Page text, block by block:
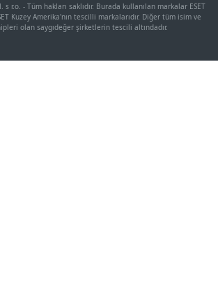
s r.o. - Tüm hakları saklıdır. Burada kullanılan markalar ESET
Kuzey Amerika'nın tescilli markalarıdır. Diğer tüm isim ve
olan saygıdeğer şirketlerin tescili altındadır.